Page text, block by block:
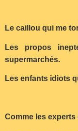
Le caillou qui me
Les propos
supermarchés.
Les enfants idiots
Comme les